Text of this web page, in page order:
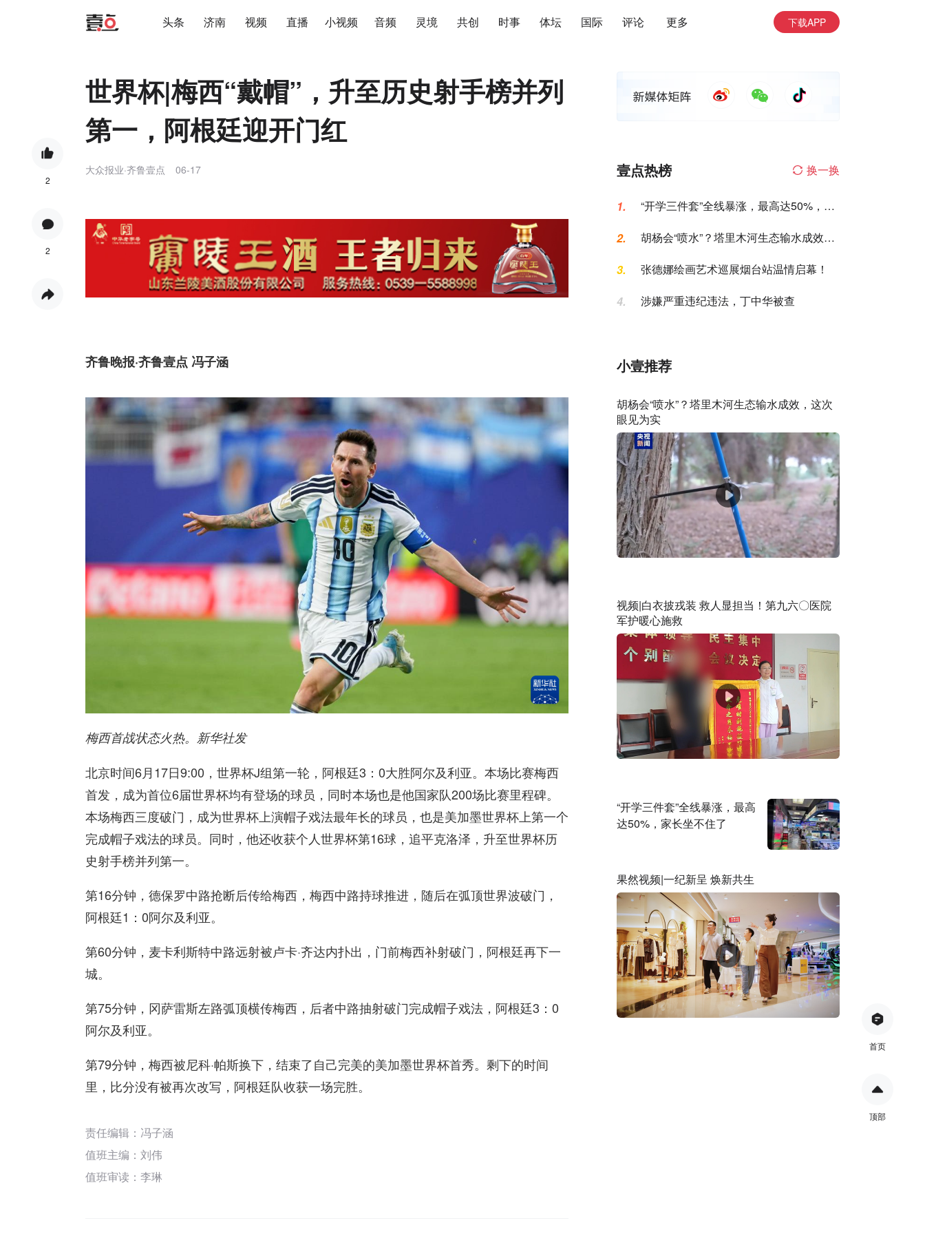
头条 济南 视频 直播 小视频 音频 灵境 共创 时事 体坛 国际 评论 更多 下载APP
2
2
世界杯|梅西“戴帽”，升至历史射手榜并列
第一，阿根廷迎开门红
大众报业·齐鲁壹点 06-17
齐鲁晚报·齐鲁壹点 冯子涵
梅西首战状态火热。新华社发
北京时间6月17日9:00，世界杯J组第一轮，阿根廷3：0大胜阿尔及利亚。本场比赛梅西
首发，成为首位6届世界杯均有登场的球员，同时本场也是他国家队200场比赛里程碑。
本场梅西三度破门，成为世界杯上演帽子戏法最年长的球员，也是美加墨世界杯上第一个
完成帽子戏法的球员。同时，他还收获个人世界杯第16球，追平克洛泽，升至世界杯历
史射手榜并列第一。
第16分钟，德保罗中路抢断后传给梅西，梅西中路持球推进，随后在弧顶世界波破门，
阿根廷1：0阿尔及利亚。
第60分钟，麦卡利斯特中路远射被卢卡·齐达内扑出，门前梅西补射破门，阿根廷再下一
城。
第75分钟，冈萨雷斯左路弧顶横传梅西，后者中路抽射破门完成帽子戏法，阿根廷3：0
阿尔及利亚。
第79分钟，梅西被尼科·帕斯换下，结束了自己完美的美加墨世界杯首秀。剩下的时间
里，比分没有被再次改写，阿根廷队收获一场完胜。
责任编辑：冯子涵
值班主编： 刘伟
值班审读：李琳
壹点热榜 换一换
1.
“开学三件套”全线暴涨，最高达50%，家
2.
胡杨会“喷水”？塔里木河生态输水成效，
3.
张德娜绘画艺术巡展烟台站温情启幕！
4. 涉嫌严重违纪违法，丁中华被查
小壹推荐
胡杨会“喷水”？塔里木河生态输水成效，这次
眼见为实
视频|白衣披戎装 救人显担当！第九六〇医院
军护暖心施救
“开学三件套”全线暴涨，最高
达50%，家长坐不住了
果然视频|一纪新呈 焕新共生
首页
顶部